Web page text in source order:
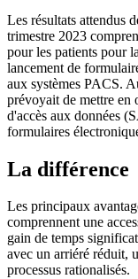
Les résultats attendus
trimestre 2023
pour les patients pour
lancement de
aux systèmes PACS.
prévoyait de mettre en
d'accès aux données
formulaires
La différence
Les principaux
comprennent une
gain de temps
avec un arriéré réduit,
processus rationalisés.